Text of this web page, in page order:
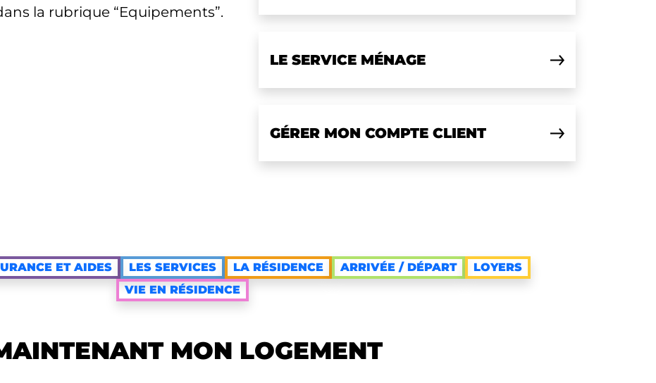
la rubrique “Equipements”.
LE SERVICE MÉNAGE
GÉRER MON COMPTE CLIENT
ET AIDES LES SERVICES LA RÉSIDENCE ARRIVÉE / DÉPART
LOYERS
VIE EN RÉSIDENCE
MON LOGEMENT